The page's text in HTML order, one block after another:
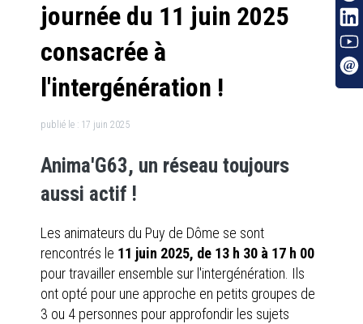
journée du 11 juin 2025
consacrée à
l'intergénération !
publié le : 17 juin 2025
Anima'G63, un réseau toujours
aussi actif !
Les animateurs du Puy de Dôme se sont
rencontrés le 11 juin 2025, de 13 h 30 à 17 h 00
pour travailler ensemble sur l'intergénération. Ils
ont opté pour une approche en petits groupes de
3 ou 4 personnes pour approfondir les sujets